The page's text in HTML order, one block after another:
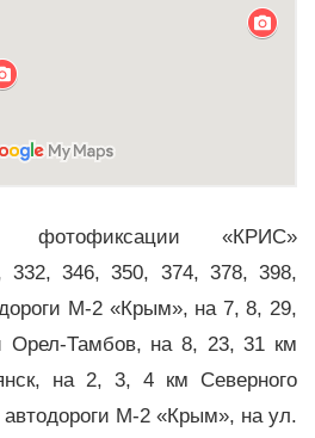
фотофиксации «КРИС»
332, 346, 350, 374, 378, 398,
М-2 «Крым», на 7, 8, 29,
Орел-Тамбов, на 8, 23, 31 км
на 2, 3, 4 км Северного
автодороги М-2 «Крым», на ул.